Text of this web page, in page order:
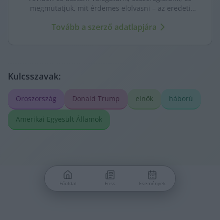
megmutatjuk, mit érdemes elolvasni – az eredeti
Tovább a szerző adatlapjára
Kulcsszavak:
Oroszország Donald Trump elnök háború
Amerikai Egyesült Államok
Főoldal Friss Események